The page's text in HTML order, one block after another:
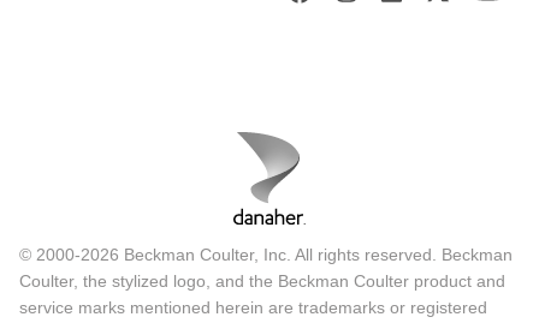
© 2000-2026 Beckman Coulter, Inc. All rights reserved. Beckman
Coulter, the stylized logo, and the Beckman Coulter product and
service marks mentioned herein are trademarks or registered